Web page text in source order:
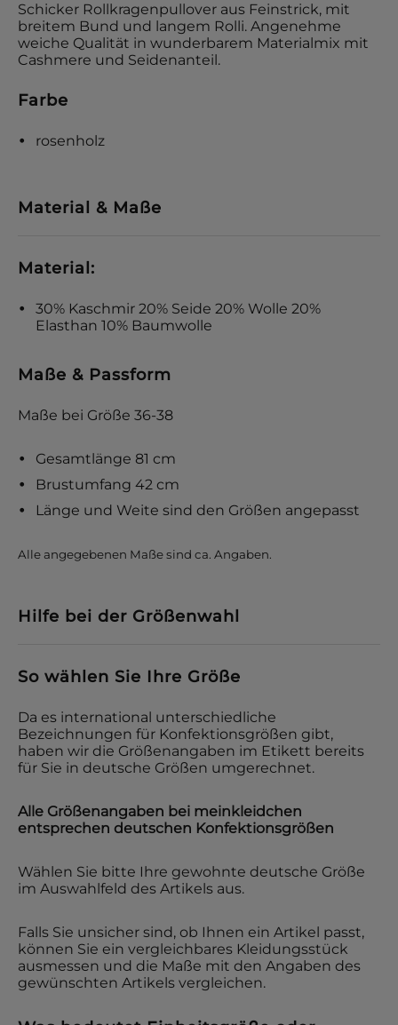
Schicker Rollkragenpullover aus Feinstrick, mit
breitem Bund und langem Rolli. Angenehme
weiche Qualität in wunderbarem Materialmix mit
Cashmere und Seidenanteil.
Farbe
rosenholz
Material & Maße
Material:
30% Kaschmir 20% Seide 20% Wolle 20%
Elasthan 10% Baumwolle
Maße & Passform
Maße bei Größe 36-38
Gesamtlänge 81 cm
Brustumfang 42 cm
Länge und Weite sind den Größen angepasst
Alle angegebenen Maße sind ca. Angaben.
Hilfe bei der Größenwahl
So wählen Sie Ihre Größe
Da es international unterschiedliche
Bezeichnungen für Konfektionsgrößen gibt,
haben wir die Größenangaben im Etikett bereits
für Sie in deutsche Größen umgerechnet.
Alle Größenangaben bei meinkleidchen
entsprechen deutschen Konfektionsgrößen
Wählen Sie bitte Ihre gewohnte deutsche Größe
im Auswahlfeld des Artikels aus.
Falls Sie unsicher sind, ob Ihnen ein Artikel passt,
können Sie ein vergleichbares Kleidungsstück
ausmessen und die Maße mit den Angaben des
gewünschten Artikels vergleichen.